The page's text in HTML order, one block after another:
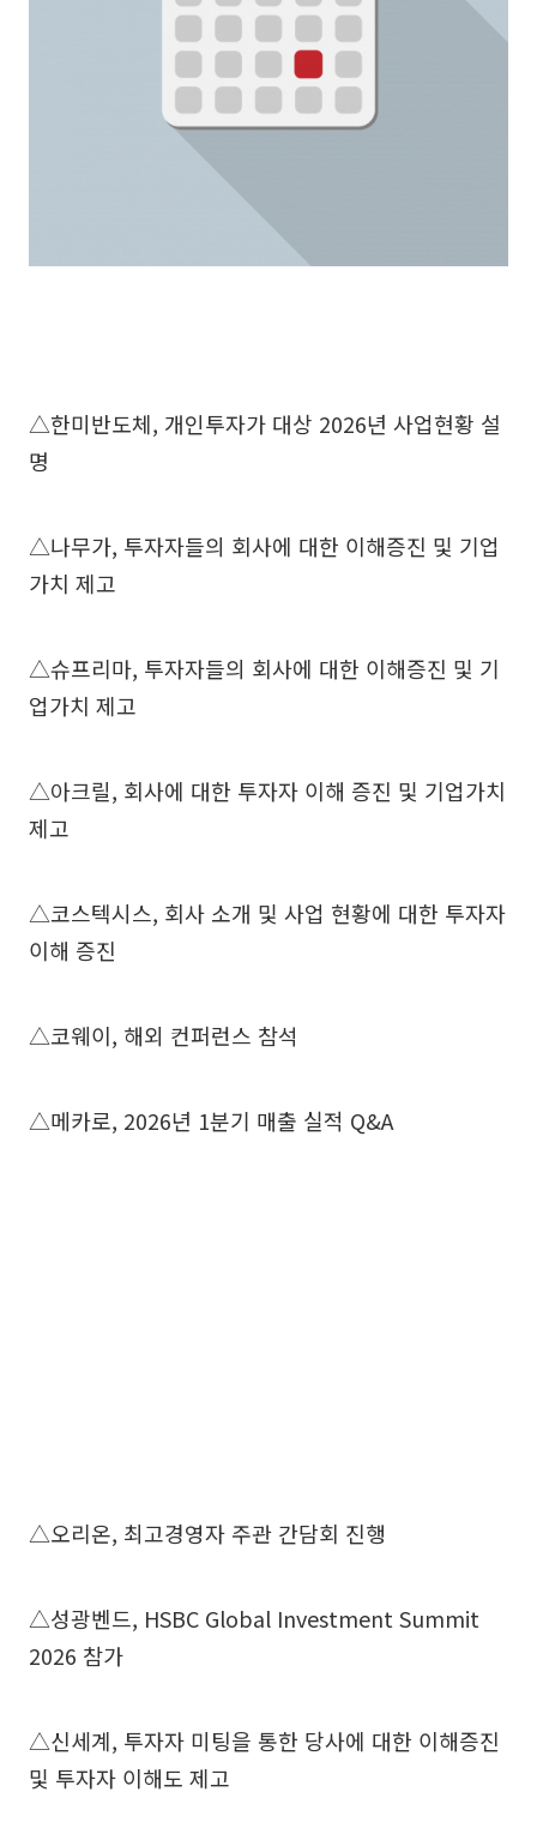
△한미반도체, 개인투자가 대상 2026년 사업현황 설
명
△나무가, 투자자들의 회사에 대한 이해증진 및 기업
가치 제고
△슈프리마, 투자자들의 회사에 대한 이해증진 및 기
업가치 제고
△아크릴, 회사에 대한 투자자 이해 증진 및 기업가치
제고
△코스텍시스, 회사 소개 및 사업 현황에 대한 투자자
이해 증진
△코웨이, 해외 컨퍼런스 참석
△메카로, 2026년 1분기 매출 실적 Q&A
△오리온, 최고경영자 주관 간담회 진행
△성광벤드, HSBC Global Investment Summit
2026 참가
△신세계, 투자자 미팅을 통한 당사에 대한 이해증진
및 투자자 이해도 제고